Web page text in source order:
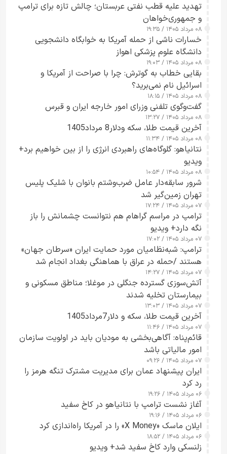
تهدید علیه قطب نفتی عربستان؛ چالش تازه برای ترامپ
و جمهوری‌خواهان
۰۸ مرداد ۱۴۰۵ / ۱۹:۳۵
خسارات ناشی از حمله آمریکا به خوابگاه دانشجویی
دانشگاه علوم پزشکی اهواز
۰۸ مرداد ۱۴۰۵ / ۱۹:۰۳
بقایی خطاب به گوترش: چرا با صراحت از آمریکا و
اسرائیل نام نمی‌برید؟
۰۸ مرداد ۱۴۰۵ / ۱۸:۱۵
گفت‌وگوی تلفنی وزرای امور خارجه ایران و قبرس
۰۸ مرداد ۱۴۰۵ / ۱۳:۲۷
آخرین قیمت طلا، سکه ودلار8 مرداد1405
۰۸ مرداد ۱۴۰۵ / ۱۱:۳۴
نتانیاهو: گلوگاه‌های راهبردی انرژی را از بین خواهیم برد+
ویدیو
۰۸ مرداد ۱۴۰۵ / ۱۰:۵۴
شرور سابقه‌دار عامل ضرب‌وشتم بانوان با شلیک پلیس
تهران زمین‌گیر شد
۰۷ مرداد ۱۴۰۵ / ۱۷:۲۴
ترامپ در مراسم گراهام هم نتوانست چشمانش را باز
نگه دارد+ ویدیو
۰۷ مرداد ۱۴۰۵ / ۱۷:۰۲
ترامپ: شبه‌نظامیان مورد حمایت ایران «سرطان جهان»
هستند /حمله در عراق با هماهنگی بغداد انجام شد
۰۷ مرداد ۱۴۰۵ / ۱۴:۲۷
آتش‌سوزی گسترده جنگلی در موغلا؛ مناطق مسکونی و
بیمارستان تخلیه شدند
۰۷ مرداد ۱۴۰۵ / ۱۳:۰۳
آخرین قیمت طلا، سکه و دلار7مرداد1405
۰۷ مرداد ۱۴۰۵ / ۱۱:۴۶
قائم‌پناه: آگاهی‌بخشی به مودیان باید در اولویت سازمان
امور مالیاتی باشد
۰۷ مرداد ۱۴۰۵ / ۰۹:۲۶
ایران پیشنهاد عمان برای مدیریت مشترک تنگه هرمز را
رد کرد
۰۶ مرداد ۱۴۰۵ / ۱۹:۲۶
آغاز نشست ترامپ با نتانیاهو در کاخ سفید
۰۶ مرداد ۱۴۰۵ / ۱۹:۱۶
ایلان ماسک «X Money» را در آمریکا راه‌اندازی کرد
۰۶ مرداد ۱۴۰۵ / ۱۸:۵۲
زلنسکی وارد کاخ سفید شد+ ویدیو